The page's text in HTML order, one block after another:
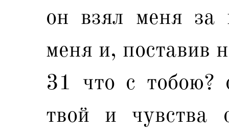
он взял меня за
меня и, поставив
31 что с тобою?
твой и чувства